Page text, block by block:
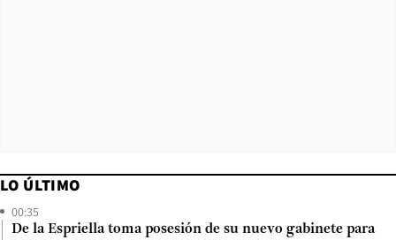
LO ÚLTIMO
00:35
De la Espriella toma posesión de su nuevo gabinete para